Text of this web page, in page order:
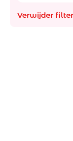
Verwijder